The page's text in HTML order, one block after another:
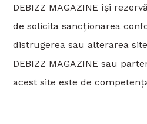
DEBIZZ MAGAZINE își
de solicita sancționarea
distrugerea sau alterarea
DEBIZZ MAGAZINE sau
acest site este de